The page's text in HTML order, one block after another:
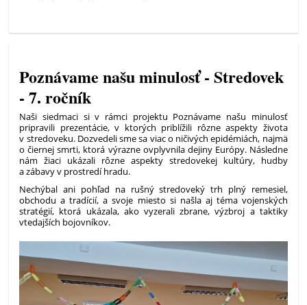
Poznávame našu minulosť - Stredovek
- 7. ročník
Naši siedmaci si v rámci projektu Poznávame našu minulosť
pripravili prezentácie, v ktorých priblížili rôzne aspekty života
v stredoveku. Dozvedeli sme sa viac o ničivých epidémiách, najmä
o čiernej smrti, ktorá výrazne ovplyvnila dejiny Európy. Následne
nám žiaci ukázali rôzne aspekty stredovekej kultúry, hudby
a zábavy v prostredí hradu.
Nechýbal ani pohľad na rušný stredoveký trh plný remesiel,
obchodu a tradícií, a svoje miesto si našla aj téma vojenských
stratégií, ktorá ukázala, ako vyzerali zbrane, výzbroj a taktiky
vtedajších bojovníkov.